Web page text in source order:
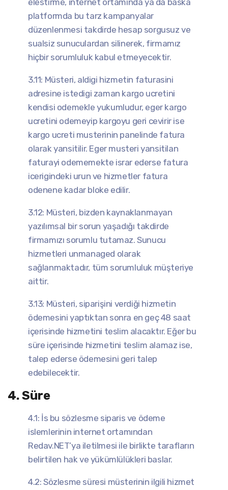
elestirme, internet ortamında ya da baska
platformda bu tarz kampanyalar
düzenlenmesi takdirde hesap sorgusuz ve
sualsiz sunuculardan silinerek, firmamız
hiçbir sorumluluk kabul etmeyecektir.
3.11: Müsteri, aldigi hizmetin faturasini
adresine istedigi zaman kargo ucretini
kendisi odemekle yukumludur, eger kargo
ucretini odemeyip kargoyu geri cevirir ise
kargo ucreti musterinin panelinde fatura
olarak yansitilir. Eger musteri yansitilan
faturayi odememekte israr ederse fatura
icerigindeki urun ve hizmetler fatura
odenene kadar bloke edilir.
3.12: Müsteri, bizden kaynaklanmayan
yazılımsal bir sorun yaşadığı takdirde
firmamızı sorumlu tutamaz. Sunucu
hizmetleri unmanaged olarak
sağlanmaktadır, tüm sorumluluk müşteriye
aittir.
3.13: Müsteri, siparişini verdiği hizmetin
ödemesini yaptıktan sonra en geç 48 saat
içerisinde hizmetini teslim alacaktır. Eğer bu
süre içerisinde hizmetini teslim alamaz ise,
talep ederse ödemesini geri talep
edebilecektir.
4. Süre
4.1: İs bu sözlesme siparis ve ödeme
islemlerinin internet ortamından
Redav.NET’ya iletilmesi ile birlikte tarafların
belirtilen hak ve yükümlülükleri baslar.
4.2: Sözlesme süresi müsterinin ilgili hizmet